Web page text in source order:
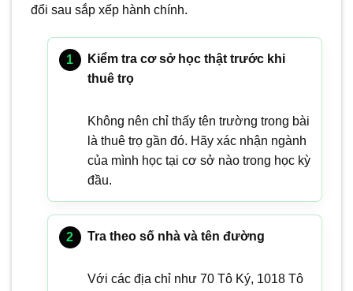
đổi sau sắp xếp hành chính.
Kiểm tra cơ sở học thật trước khi
thuê trọ
Không nên chỉ thấy tên trường trong bài
là thuê trọ gần đó. Hãy xác nhận ngành
của mình học tại cơ sở nào trong học kỳ
đầu.
Tra theo số nhà và tên đường
Với các địa chỉ như 70 Tô Ký, 1018 Tô